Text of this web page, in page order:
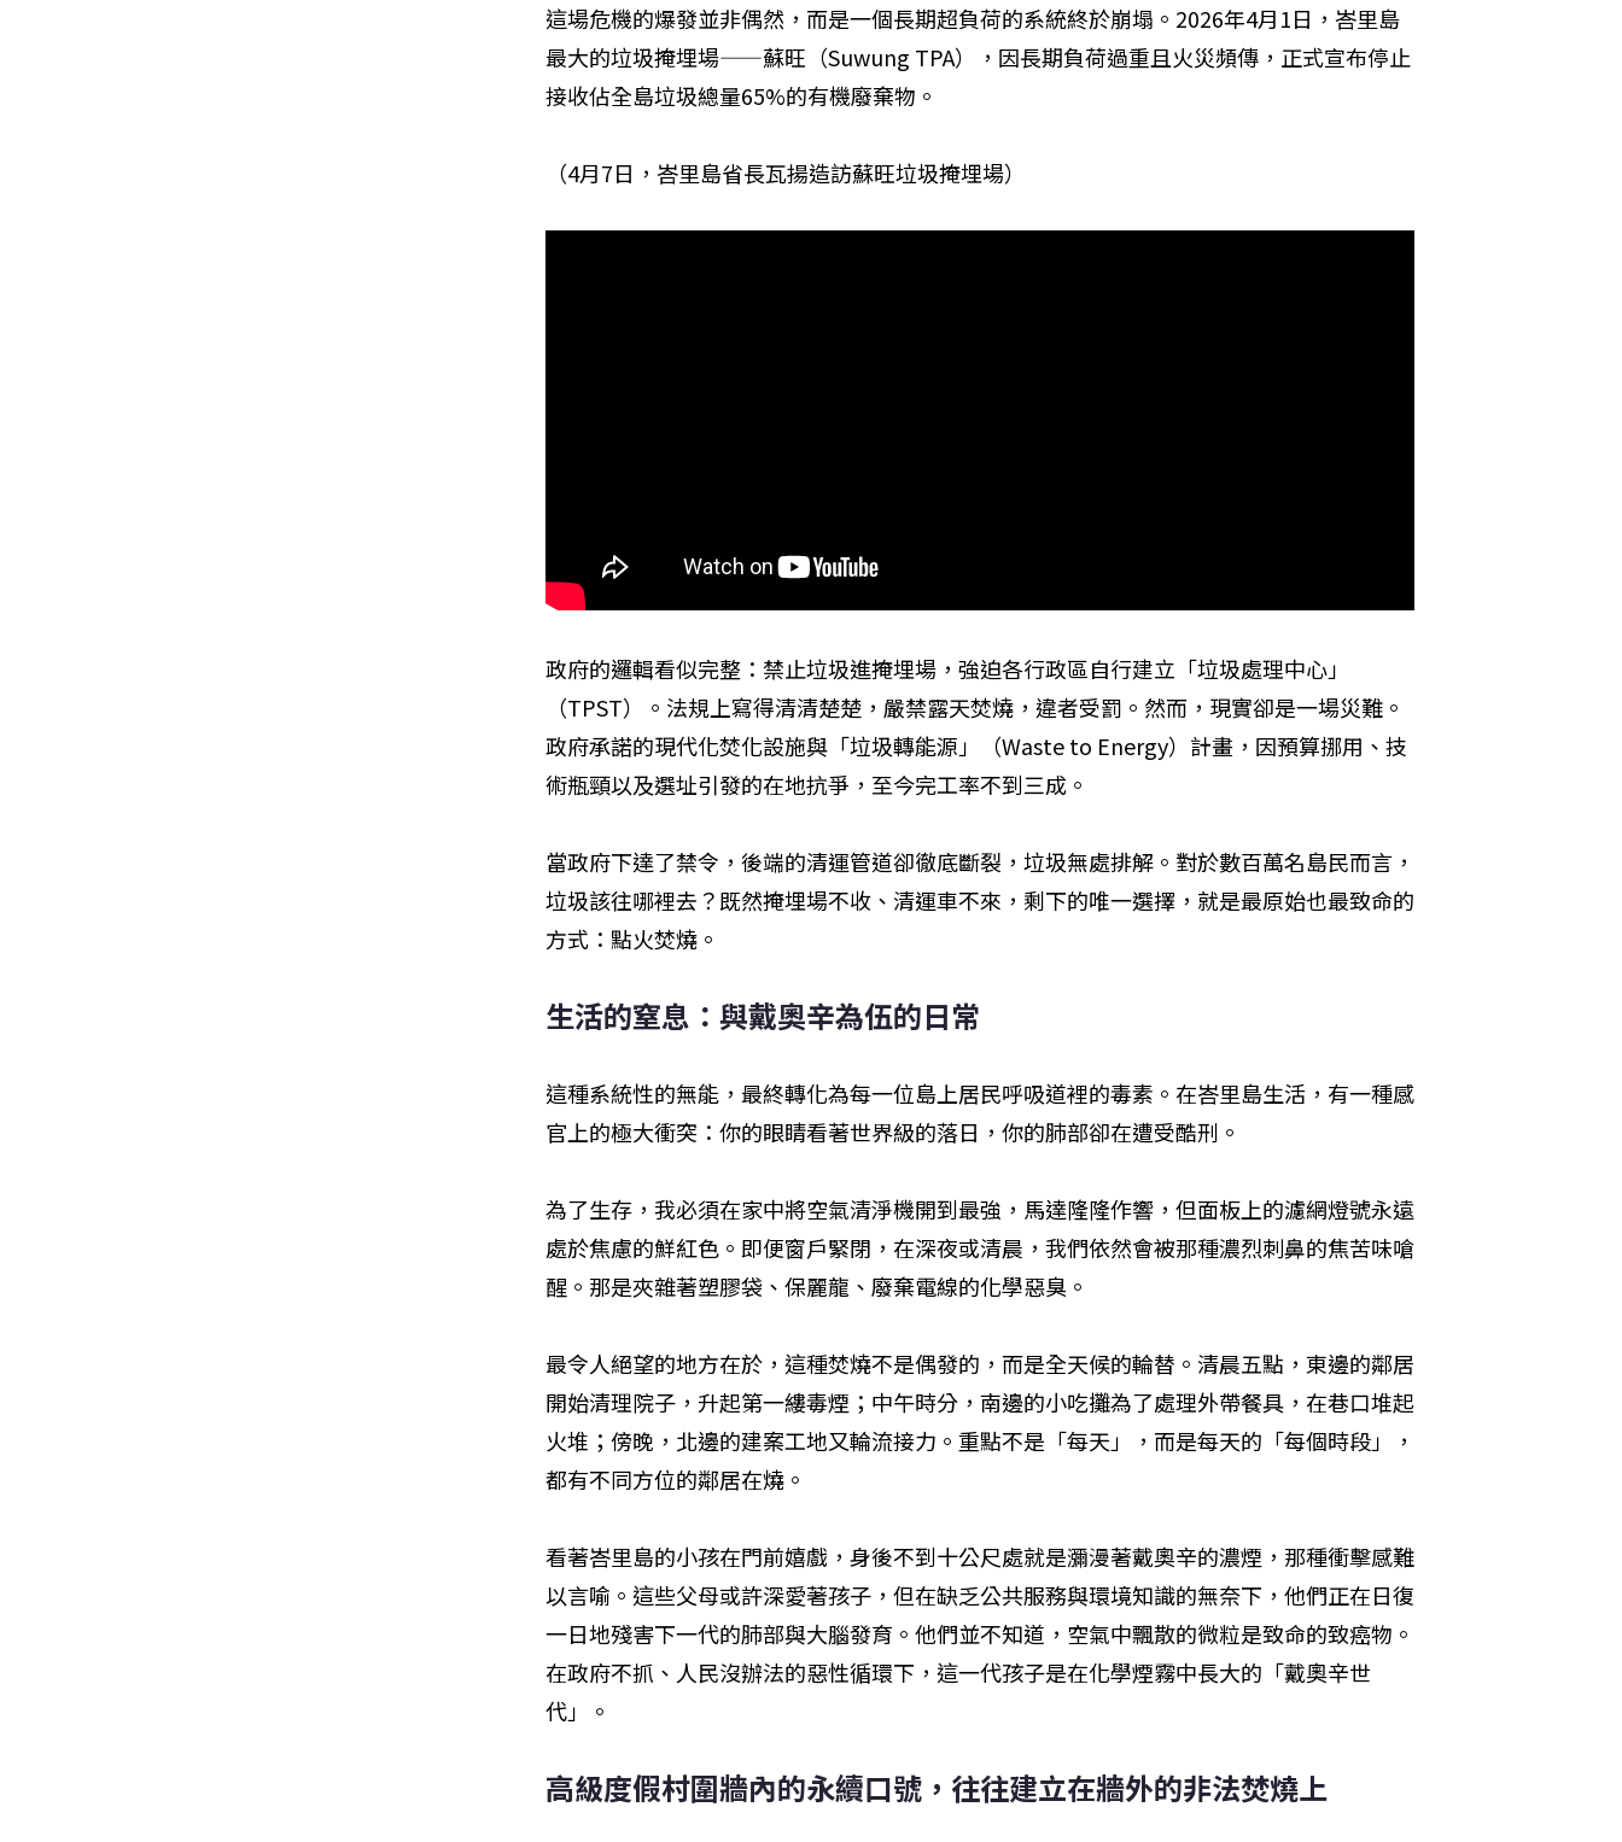
這場危機的爆發並非偶然，而是一個長期超負荷的系統終於崩塌。2026年4月1日，峇里島
最大的垃圾掩埋場——蘇旺（Suwung TPA），因長期負荷過重且火災頻傳，正式宣布停止
接收佔全島垃圾總量65%的有機廢棄物。
（4月7日，峇里島省長瓦揚造訪蘇旺垃圾掩埋場）
政府的邏輯看似完整：禁止垃圾進掩埋場，強迫各行政區自行建立「垃圾處理中心」
（TPST）。法規上寫得清清楚楚，嚴禁露天焚燒，違者受罰。然而，現實卻是一場災難。
政府承諾的現代化焚化設施與「垃圾轉能源」（Waste to Energy）計畫，因預算挪用、技
術瓶頸以及選址引發的在地抗爭，至今完工率不到三成。
當政府下達了禁令，後端的清運管道卻徹底斷裂，垃圾無處排解。對於數百萬名島民而言，
垃圾該往哪裡去？既然掩埋場不收、清運車不來，剩下的唯一選擇，就是最原始也最致命的
方式：點火焚燒。
生活的窒息：與戴奧辛為伍的日常
這種系統性的無能，最終轉化為每一位島上居民呼吸道裡的毒素。在峇里島生活，有一種感
官上的極大衝突：你的眼睛看著世界級的落日，你的肺部卻在遭受酷刑。
為了生存，我必須在家中將空氣清淨機開到最強，馬達隆隆作響，但面板上的濾網燈號永遠
處於焦慮的鮮紅色。即便窗戶緊閉，在深夜或清晨，我們依然會被那種濃烈刺鼻的焦苦味嗆
醒。那是夾雜著塑膠袋、保麗龍、廢棄電線的化學惡臭。
最令人絕望的地方在於，這種焚燒不是偶發的，而是全天候的輪替。清晨五點，東邊的鄰居
開始清理院子，升起第一縷毒煙；中午時分，南邊的小吃攤為了處理外帶餐具，在巷口堆起
火堆；傍晚，北邊的建案工地又輪流接力。重點不是「每天」，而是每天的「每個時段」，
都有不同方位的鄰居在燒。
看著峇里島的小孩在門前嬉戲，身後不到十公尺處就是瀰漫著戴奧辛的濃煙，那種衝擊感難
以言喻。這些父母或許深愛著孩子，但在缺乏公共服務與環境知識的無奈下，他們正在日復
一日地殘害下一代的肺部與大腦發育。他們並不知道，空氣中飄散的微粒是致命的致癌物。
在政府不抓、人民沒辦法的惡性循環下，這一代孩子是在化學煙霧中長大的「戴奧辛世
代」。
高級度假村圍牆內的永續口號，往往建立在牆外的非法焚燒上